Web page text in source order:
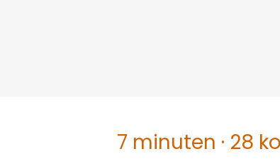
7 minuten · 28